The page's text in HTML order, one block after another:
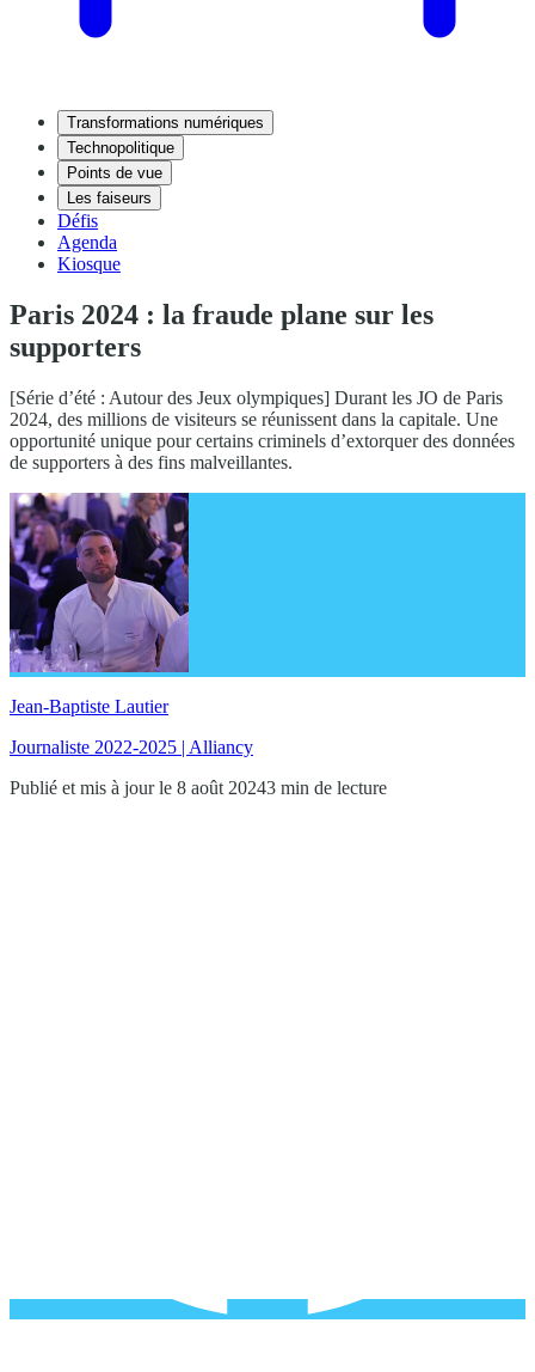
Transformations numériques
Technopolitique
Points de vue
Les faiseurs
Défis
Agenda
Kiosque
Paris 2024 : la fraude plane sur les
supporters
[Série d’été : Autour des Jeux olympiques] Durant les JO de Paris
2024, des millions de visiteurs se réunissent dans la capitale. Une
opportunité unique pour certains criminels d’extorquer des données
de supporters à des fins malveillantes.
Jean-Baptiste Lautier
Journaliste 2022-2025 | Alliancy
Publié et mis à jour le 8 août 20243 min de lecture